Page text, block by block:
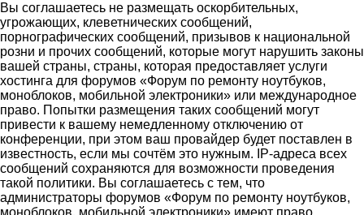
Вы соглашаетесь не размещать оскорбительных,
угрожающих, клеветнических сообщений,
порнографических сообщений, призывов к национальной
розни и прочих сообщений, которые могут нарушить законы
вашей страны, страны, которая предоставляет услуги
хостинга для форумов «Форум по ремонту ноутбуков,
моноблоков, мобильной электроники» или международное
право. Попытки размещения таких сообщений могут
привести к вашему немедленному отключению от
конференции, при этом ваш провайдер будет поставлен в
известность, если мы сочтём это нужным. IP-адреса всех
сообщений сохраняются для возможности проведения
такой политики. Вы соглашаетесь с тем, что
администраторы форумов «Форум по ремонту ноутбуков,